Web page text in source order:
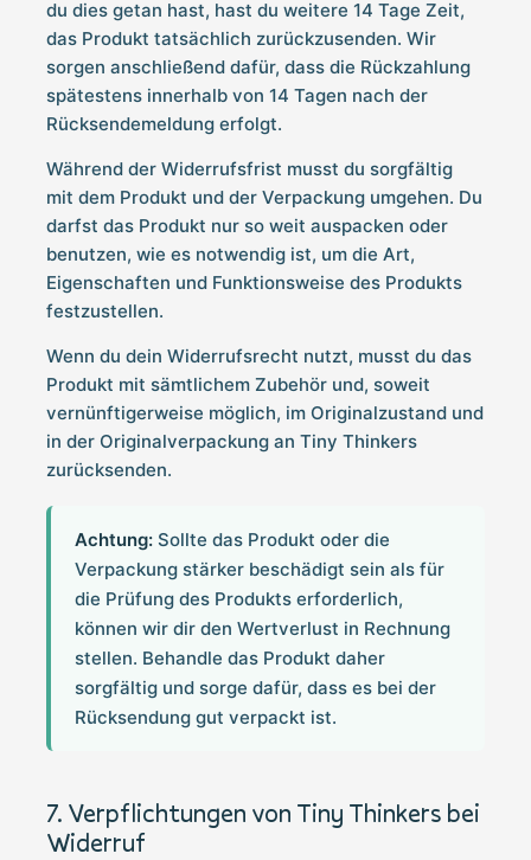
du dies getan hast, hast du weitere 14 Tage Zeit,
das Produkt tatsächlich zurückzusenden. Wir
sorgen anschließend dafür, dass die Rückzahlung
spätestens innerhalb von 14 Tagen nach der
Rücksendemeldung erfolgt.
Während der Widerrufsfrist musst du sorgfältig
mit dem Produkt und der Verpackung umgehen. Du
darfst das Produkt nur so weit auspacken oder
benutzen, wie es notwendig ist, um die Art,
Eigenschaften und Funktionsweise des Produkts
festzustellen.
Wenn du dein Widerrufsrecht nutzt, musst du das
Produkt mit sämtlichem Zubehör und, soweit
vernünftigerweise möglich, im Originalzustand und
in der Originalverpackung an Tiny Thinkers
zurücksenden.
Achtung: Sollte das Produkt oder die
Verpackung stärker beschädigt sein als für
die Prüfung des Produkts erforderlich,
können wir dir den Wertverlust in Rechnung
stellen. Behandle das Produkt daher
sorgfältig und sorge dafür, dass es bei der
Rücksendung gut verpackt ist.
Verpflichtungen von Tiny Thinkers bei
Widerruf